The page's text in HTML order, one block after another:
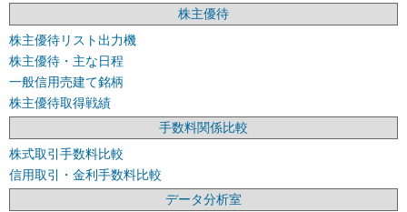
株主優待
株主優待リスト出力機
株主優待・主な日程
一般信用売建て銘柄
株主優待取得戦績
手数料関係比較
株式取引手数料比較
信用取引・金利手数料比較
データ分析室